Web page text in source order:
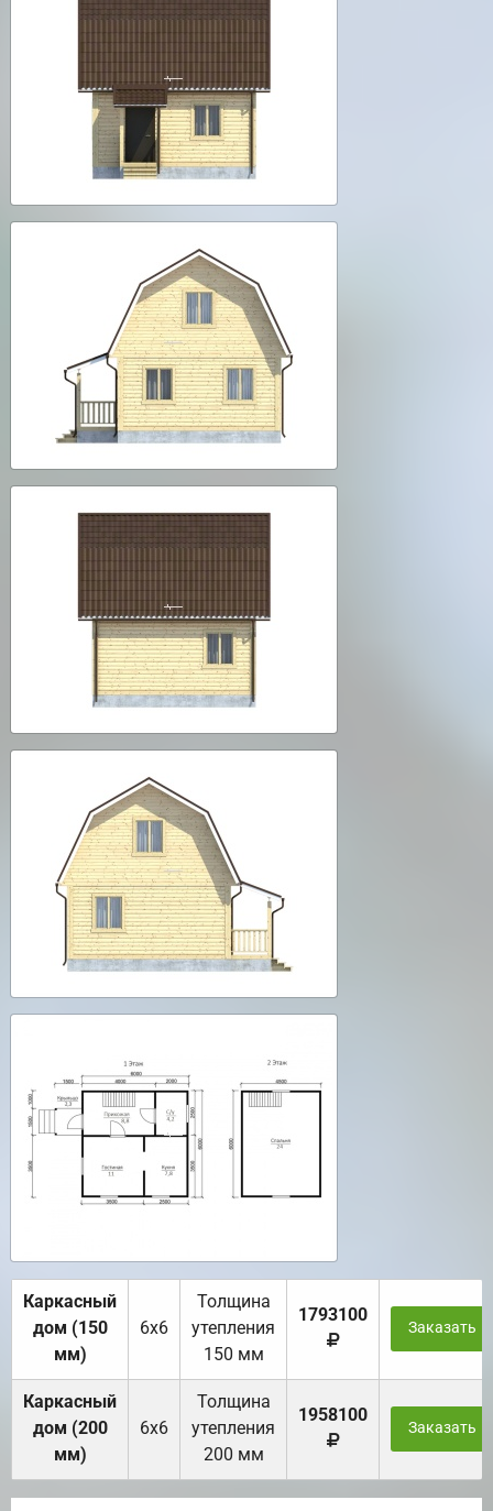
Каркасный
дом (150
мм)
6х6
Толщина
утепления
150 мм
1793100
Заказать
Каркасный
дом (200
мм)
6х6
Толщина
утепления
200 мм
1958100
Заказать